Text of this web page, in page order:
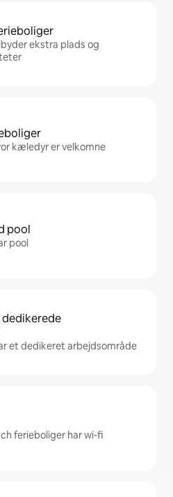
ekstra plads og
kæledyr er velkomne
pool
pool
dedikerede
et dedikeret arbejdsområde
ferieboliger har wi-fi